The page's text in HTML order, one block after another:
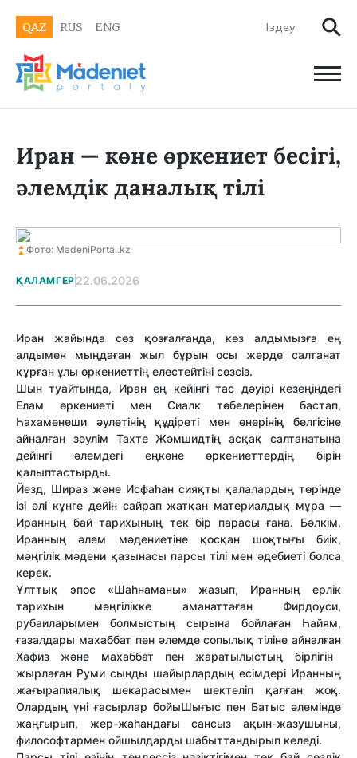
QAZ RUS ENG
Иран — көне өркениет бесігі,
әлемдік даналық тілі
Фото: MadeniPortal.kz
ҚАЛАМГЕР 22.06.2026
Иран жайында сөз қозғалғанда, көз алдымызға
ең
алдымен
мыңдаған жыл бұрыносыжерде
салтанат
құрған ұлы өркениеттің елестейтіні сөзсіз.
Шын туайтында, Иран ең кейінгі тас дәуірі кезеңіндегі
Елам өркениеті мен Сиалк төбелерінен бастап,
Һахаменеши
әулетінің құдіреті менөнерінің
белгісіне
айналған зәулім Тахте Жәмшидтің асқақ
салтанатына
дейінгі
әлемдегі еңкөне өркениеттердің
бірін
қалыптастырды.
Йезд, Шираз және Исфаһан сияқты қалалардың төрінде
ізі әлі кұнге дейін сайрап жатқан материалдық мұра —
Иранның бай тарихының текбір парасы ғана. Бәлкім,
Иранның
әлем мәдениетіне қосқан шоқтығы биік,
мәңгілік мәдени қазынасы парсытілі мен әдебиеті болса
керек.
Ұлттық эпос «Шаһнаманы»жазып, Иранның
ерлік
тарихын
мәңгілікке аманаттағанФирдоуси,
рубаиларымен болмыстың сырына бойлаған Һайям,
ғазалдары махаббат пен әлемде сопылық тілінеайналған
Хафизжәне махаббат пенжаратылыстың бірлігін
жырлаған Румисынды шайырлардың есімдері Иранның
жағырапиялық
шекарасымен шектеліп қалған жоқ.
Олардың үні ғасырлар бойыШығыс пен Батыс әлемінде
жаңғырып, жер-жаһандағы сансыз ақын-жазушыны,
философтармен ойшылдарды шабыттандырып келеді.